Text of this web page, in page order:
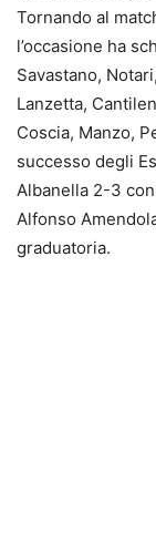
Tornando al
l’occasione ha
Savastano,
Lanzetta,
Coscia, Manzo,
successo degli
Albanella 2-3
Alfonso
graduatoria.